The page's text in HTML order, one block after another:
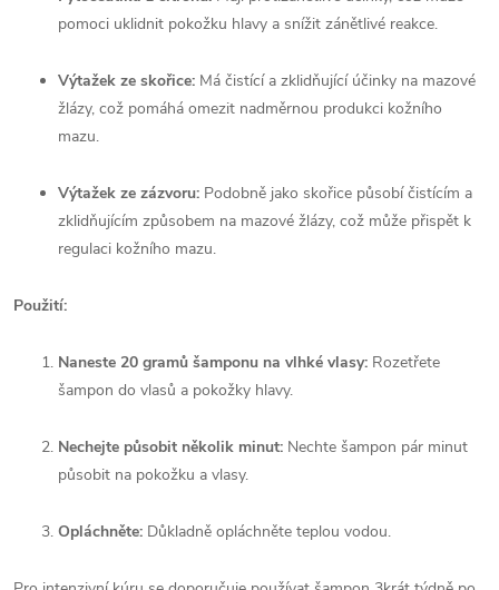
pomoci uklidnit pokožku hlavy a snížit zánětlivé reakce.
Výtažek ze skořice: Má čistící a zklidňující účinky na mazové
žlázy, což pomáhá omezit nadměrnou produkci kožního
mazu.
Výtažek ze zázvoru: Podobně jako skořice působí čistícím a
zklidňujícím způsobem na mazové žlázy, což může přispět k
regulaci kožního mazu.
Použití:
Naneste 20 gramů šamponu na vlhké vlasy: Rozetřete
šampon do vlasů a pokožky hlavy.
Nechejte působit několik minut: Nechte šampon pár minut
působit na pokožku a vlasy.
Opláchněte: Důkladně opláchněte teplou vodou.